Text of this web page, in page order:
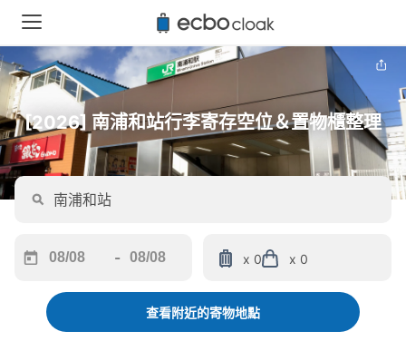
[2026] 南浦和站行李寄存空位＆置物櫃整理
forward
interact
-
backward
interact
x 0 x 0
查看附近的寄物地點